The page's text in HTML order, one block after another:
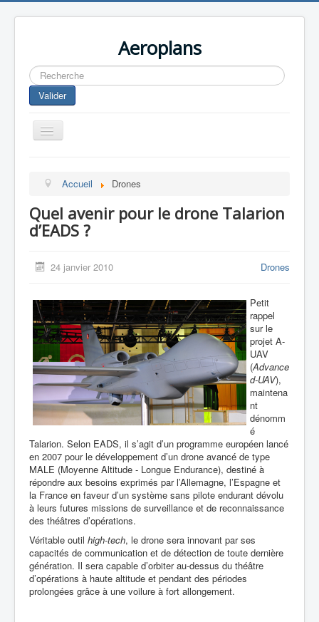
Aeroplans
Rechercher
Valider
Toggle
Navigation
Aviation Commerciale
Aviation d'Affaire
Aviation Militaire
Europespace
Accueil Drones
Quel avenir pour le drone Talarion
d’EADS ?
24 janvier 2010 Drones
Petit
rappel
sur le
projet A-
UAV
(Advance
d-UAV),
maintena
nt
dénomm
é
Talarion. Selon EADS, il s’agit d’un programme européen lancé
en 2007 pour le développement d’un drone avancé de type
MALE (Moyenne Altitude - Longue Endurance), destiné à
répondre aux besoins exprimés par l’Allemagne, l’Espagne et
la France en faveur d’un système sans pilote endurant dévolu
à leurs futures missions de surveillance et de reconnaissance
des théâtres d’opérations.
Véritable outil high-tech, le drone sera innovant par ses
capacités de communication et de détection de toute dernière
génération. Il sera capable d’orbiter au-dessus du théâtre
d’opérations à haute altitude et pendant des périodes
prolongées grâce à une voilure à fort allongement.